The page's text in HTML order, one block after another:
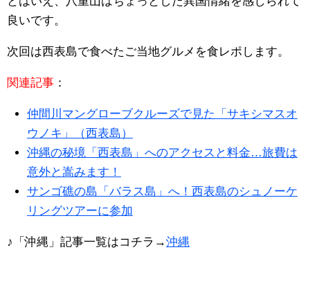
良いです。
次回は西表島で食べたご当地グルメを食レポします。
関連記事 ：
仲間川マングローブクルーズで見た「サキシマスオ
ウノキ」（西表島）
沖縄の秘境「西表島」へのアクセスと料金…旅費は
意外と嵩みます！
サンゴ礁の島「バラス島」へ！西表島のシュノーケ
リングツアーに参加
♪「沖縄」記事一覧はコチラ→沖縄